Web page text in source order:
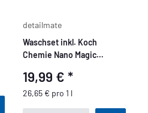
detailmate
Waschset inkl. Koch
Chemie Nano Magic
19,99 € *
26,65 € pro 1 l